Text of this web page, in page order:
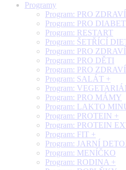
Programy
Program: PRO ZDRAVÍ
Program: PRO
Program: RESTART
Program: ŠETŘÍCÍ
Program: PRO
Program: PRO DĚTI
Program: PRO
Program: SALÁT +
Program:
Program: PRO MÁMY
Program: LAKTO
Program: PROTEIN +
Program: PROTEIN
Program: FIT +
Program: JARNÍ
Program: MENÍČKO
Program: RODINA +